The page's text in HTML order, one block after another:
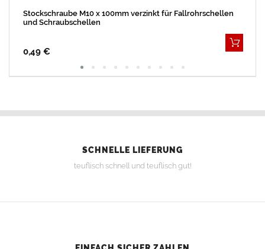
Stockschraube M10 x 100mm verzinkt für Fallrohrschellen
und Schraubschellen
0,49 €
SCHNELLE LIEFERUNG
teuflisch schnell und teuflisch gut!